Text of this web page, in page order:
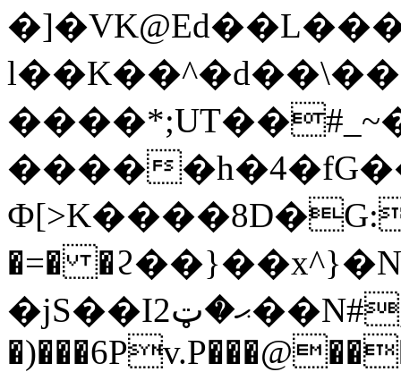
����
�=�
�jS��Iޙ�ټ2��N#,�O8����T=+�.>���w"ew;�/